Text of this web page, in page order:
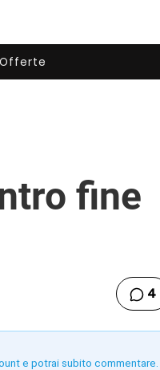
Offerte
fine
4
e potrai subito commentare.